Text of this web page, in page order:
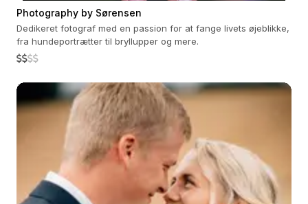
Photography by Sørensen
Dedikeret fotograf med en passion for at fange livets øjeblikke,
fra hundeportrætter til bryllupper og mere.